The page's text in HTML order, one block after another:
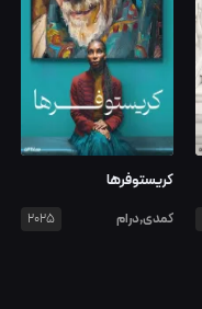
کریستوفرها
کمدی,درام 2025